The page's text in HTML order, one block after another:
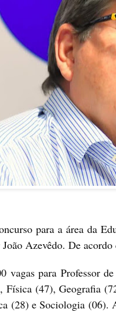
para a área da
Azevêdo. De
vagas para Professor
(47), Geografia
(28) e Sociologia (06).